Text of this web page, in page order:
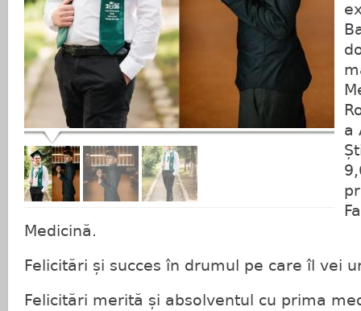
a
Medicină.
Felicitări și succes în drumul pe care îl vei
Felicitări merită și absolventul cu prima